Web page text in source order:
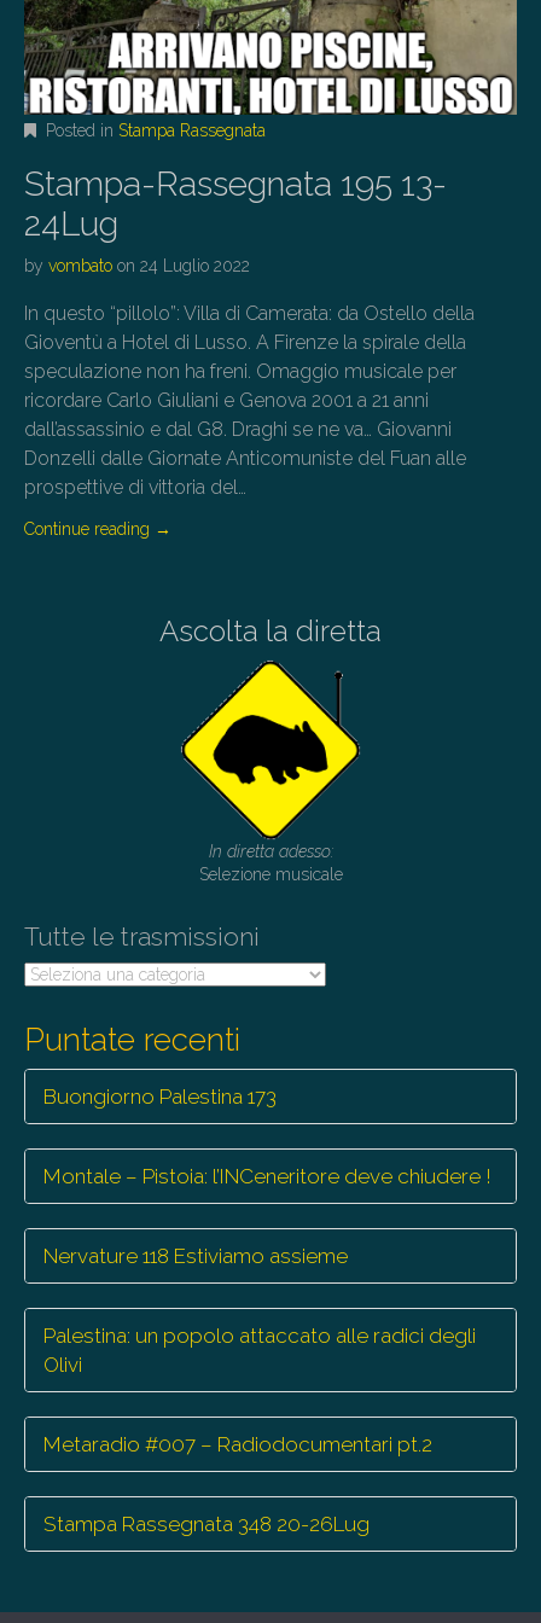
Posted in Stampa Rassegnata
Stampa-Rassegnata 195 13-
24Lug
by vombato on 24 Luglio 2022
In questo “pillolo”: Villa di Camerata: da Ostello della
Gioventù a Hotel di Lusso. A Firenze la spirale della
speculazione non ha freni. Omaggio musicale per
ricordare Carlo Giuliani e Genova 2001 a 21 anni
dall’assassinio e dal G8. Draghi se ne va… Giovanni
Donzelli dalle Giornate Anticomuniste del Fuan alle
prospettive di vittoria del…
Continue reading →
Ascolta la diretta
In diretta adesso:
Selezione musicale
Tutte le trasmissioni
Tutte
Puntate recenti
Buongiorno Palestina 173
Montale – Pistoia: l’INCeneritore deve chiudere !
Nervature 118 Estiviamo assieme
Palestina: un popolo attaccato alle radici degli
Olivi
Metaradio #007 – Radiodocumentari pt.2
Stampa Rassegnata 348 20-26Lug